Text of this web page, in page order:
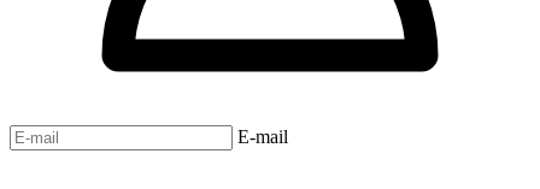
E-mail